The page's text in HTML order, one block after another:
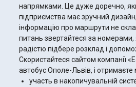
напрямками. Це дуже доречно,
підприємства має зручний
інформацію про маршрути не
питань звертайтеся за номерами,
радістю підбере розклад і
Скористайтеся сайтом компанії
автобус Ополе-Львів, і отримаєте
участь в накопичувальній